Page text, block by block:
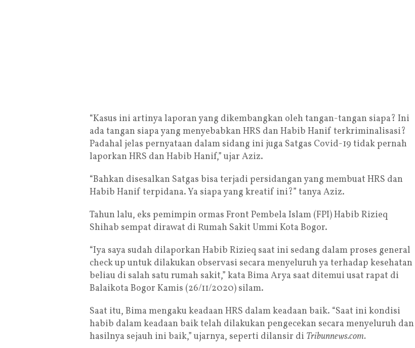
“Kasus ini artinya laporan yang dikembangkan oleh tangan-tangan siapa? Ini
ada tangan siapa yang menyebabkan HRS dan Habib Hanif terkriminalisasi?
Padahal jelas pernyataan dalam sidang ini juga Satgas Covid-19 tidak pernah
laporkan HRS dan Habib Hanif,” ujar Aziz.
“Bahkan disesalkan Satgas bisa terjadi persidangan yang membuat HRS dan
Habib Hanif terpidana. Ya siapa yang kreatif ini?” tanya Aziz.
Tahun lalu, eks pemimpin ormas Front Pembela Islam (FPI) Habib Rizieq
Shihab sempat dirawat di Rumah Sakit Ummi Kota Bogor.
“Iya saya sudah dilaporkan Habib Rizieq saat ini sedang dalam proses general
check up untuk dilakukan observasi secara menyeluruh ya terhadap kesehatan
beliau di salah satu rumah sakit,” kata Bima Arya saat ditemui usat rapat di
Balaikota Bogor Kamis (26/11/2020) silam.
Saat itu, Bima mengaku keadaan HRS dalam keadaan baik. “Saat ini kondisi
habib dalam keadaan baik telah dilakukan pengecekan secara menyeluruh dan
hasilnya sejauh ini baik,” ujarnya, seperti dilansir di Tribunnews.com.